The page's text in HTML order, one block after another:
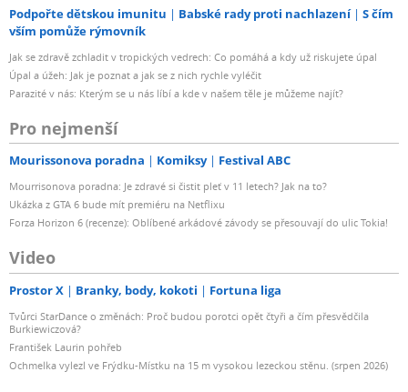
Podpořte dětskou imunitu Babské rady proti nachlazení
S čím
vším pomůže rýmovník
Jak se zdravě zchladit v tropických vedrech: Co pomáhá a kdy už riskujete úpal
Úpal a úžeh: Jak je poznat a jak se z nich rychle vyléčit
Parazité v nás: Kterým se u nás líbí a kde v našem těle je můžeme najít?
Pro nejmenší
Mourissonova poradna Komiksy Festival ABC
Mourrisonova poradna: Je zdravé si čistit pleť v 11 letech? Jak na to?
Ukázka z GTA 6 bude mít premiéru na Netflixu
Forza Horizon 6 (recenze): Oblíbené arkádové závody se přesouvají do ulic Tokia!
Video
Prostor X Branky, body, kokoti Fortuna liga
Tvůrci StarDance o změnách: Proč budou porotci opět čtyři a čím přesvědčila
Burkiewiczová?
František Laurin pohřeb
Ochmelka vylezl ve Frýdku-Místku na 15 m vysokou lezeckou stěnu. (srpen 2026)